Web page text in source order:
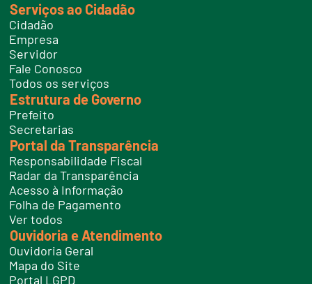
t
e
l
f
o
e
s
Serviços ao Cidadão
Cidadão
Empresa
Servidor
Fale Conosco
Todos os serviços
Estrutura de Governo
Prefeito
Secretarias
Portal da Transparência
Responsabilidade Fiscal
Radar da Transparência
Acesso à Informação
Folha de Pagamento
Ver todos
Ouvidoria e Atendimento
Ouvidoria Geral
Mapa do Site
Portal LGPD